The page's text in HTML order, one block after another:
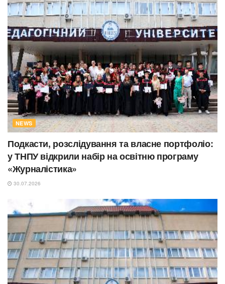
NEWS
Подкасти, розслідування та власне портфоліо:
у ТНПУ відкрили набір на освітню програму
«Журналістика»
30.07.2026